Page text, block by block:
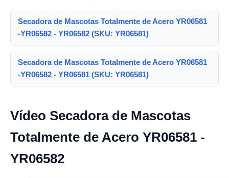
Secadora de Mascotas Totalmente de Acero YR06581
-YR06582 - YR06582 (SKU: YR06581)
Secadora de Mascotas Totalmente de Acero YR06581
-YR06582 - YR06581 (SKU: YR06581)
Vídeo Secadora de Mascotas
Totalmente de Acero YR06581 -
YR06582